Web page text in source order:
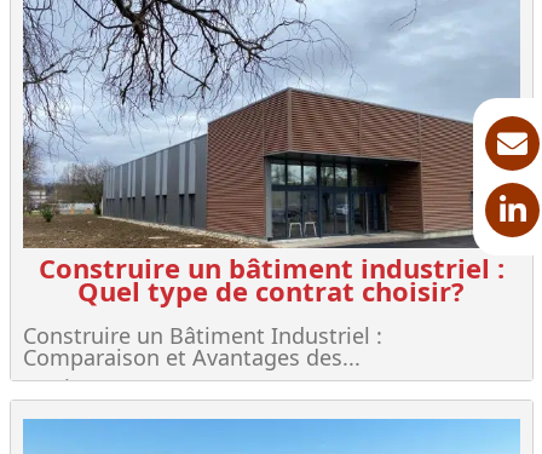
Construire un bâtiment industriel :
Quel type de contrat choisir?
Construire un Bâtiment Industriel :
Comparaison et Avantages des...
Lire +